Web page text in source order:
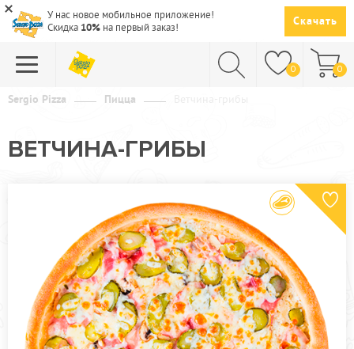
У нас новое мобильное приложение!
Скидка 10% на первый заказ! Скачать
0 0
СУШИ
ПАСТА
ГОРЯЧЕЕ
СУПЫ
НАПИТКИ
ДЕСЕРТЫ
Sergio Pizza Пицца
ВЕТЧИНА-ГРИБЫ